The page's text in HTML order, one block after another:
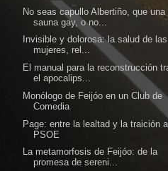
No seas capullo Albertiño, que una
sauna gay, o no...
Invisible y dolorosa: la salud de las
mujeres, rel...
El manual para la reconstrucción
el apocalips...
Monólogo de Feijóo en un Club de
Comedia
Page: entre la lealtad y la traición
PSOE
La metamorfosis de Feijóo: de la
promesa de sereni...